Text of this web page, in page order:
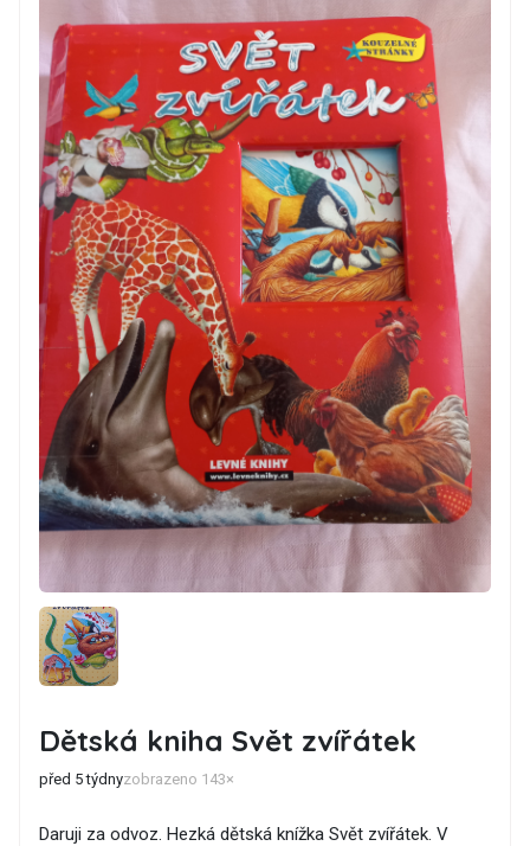
Dětská kniha Svět zvířátek
před 5 týdnyzobrazeno 143×
Daruji za odvoz. Hezká dětská knížka Svět zvířátek. V